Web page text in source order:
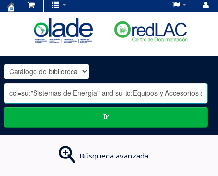
OLADE
-
Ir
Búsqueda avanzada